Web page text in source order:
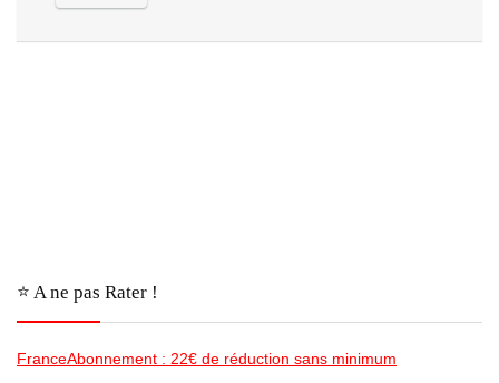
⭐️ A ne pas Rater !
FranceAbonnement : 22€ de réduction sans minimum